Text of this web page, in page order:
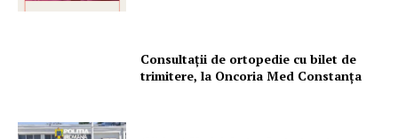
Consultații de ortopedie cu bilet de
trimitere, la Oncoria Med Constanța